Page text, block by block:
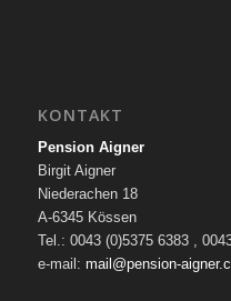
KONTAKT
Pension Aigner
Birgit Aigner
Niederachen 18
A-6345 Kössen
Tel.: 0043 (0)5375 6383 ,
e-mail: mail@pension-